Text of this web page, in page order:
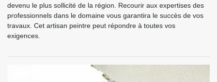
devenu le plus sollicité de la région. Recourir aux expertises des
professionnels dans le domaine vous garantira le succès de vos
travaux. Cet artisan peintre peut répondre à toutes vos
exigences.